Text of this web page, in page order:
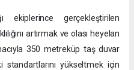
ekiplerince gerçekleştirilen
artırmak ve olası heyelan
350 metreküp taş duvar
yükseltmek için